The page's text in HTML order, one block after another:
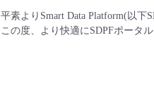
平素よりSmart Data Platform(以下
この度、より快適にSDPFポータ